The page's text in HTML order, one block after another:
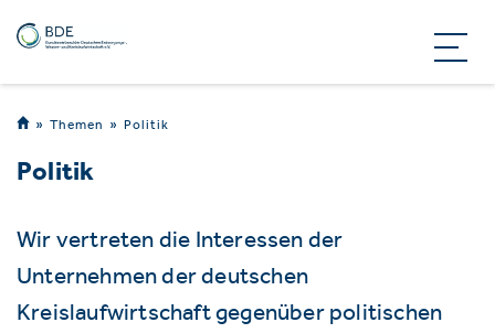
Themen Politik
Politik
Wir vertreten die Interessen der
Unternehmen der deutschen
Kreislaufwirtschaft gegenüber politischen